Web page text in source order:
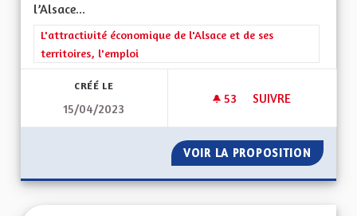
l’Alsace...
Filtrer les résultats de la catégorie : L'attractivité
L'attractivité économique de l'Alsace et de ses
territoires, l'emploi
CRÉÉ LE
15/04/2023
53 53 ABONNÉS
SUIVRE
VOIR LA PROPOSITION